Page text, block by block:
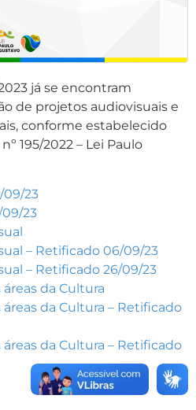
já se encontram
de projetos audiovisuais e
conforme estabelecido
195/2022 – Lei Paulo
09/23
23
– Retificado 06/09/23
– Retificado 26/09/23
da Cultura
da Cultura – Retificado
da Cultura – Retificado